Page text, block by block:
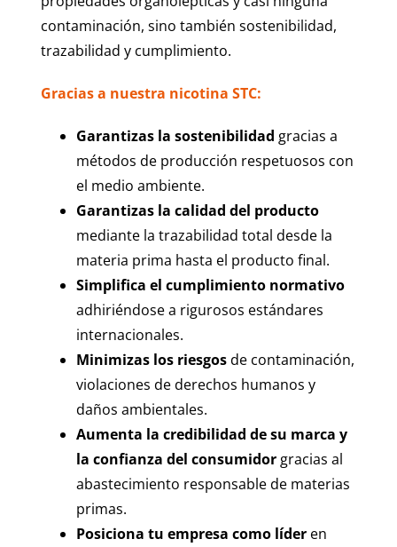
contaminación, sino también sostenibilidad,
trazabilidad y cumplimiento.
Gracias a nuestra nicotina STC:
Garantizas la sostenibilidad gracias a
métodos de producción respetuosos con
el medio ambiente.
Garantizas la calidad del producto
mediante la trazabilidad total desde la
materia prima hasta el producto final.
Simplifica el cumplimiento normativo
adhiriéndose a rigurosos estándares
internacionales.
Minimizas los riesgosde contaminación,
violaciones de derechos humanos y
daños ambientales.
Aumenta la credibilidad de su marca y
la confianza del consumidorgracias al
abastecimiento responsable de materias
primas.
Posiciona tu empresa como líderen